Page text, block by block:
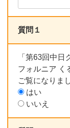
質問１
「第63回中日
フォルニア く
ご覧になりま
はい
いいえ